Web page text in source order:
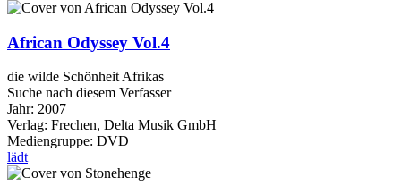
African Odyssey Vol.4
die wilde Schönheit Afrikas
Suche nach diesem Verfasser
Jahr: 2007
Verlag: Frechen, Delta Musik GmbH
Mediengruppe: DVD
lädt